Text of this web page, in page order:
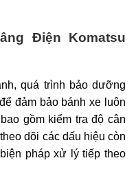
Điện Komatsu
quá trình bảo dưỡng
đảm bảo bánh xe luôn
gồm kiểm tra độ cân
dõi các dấu hiệu còn
pháp xử lý tiếp theo